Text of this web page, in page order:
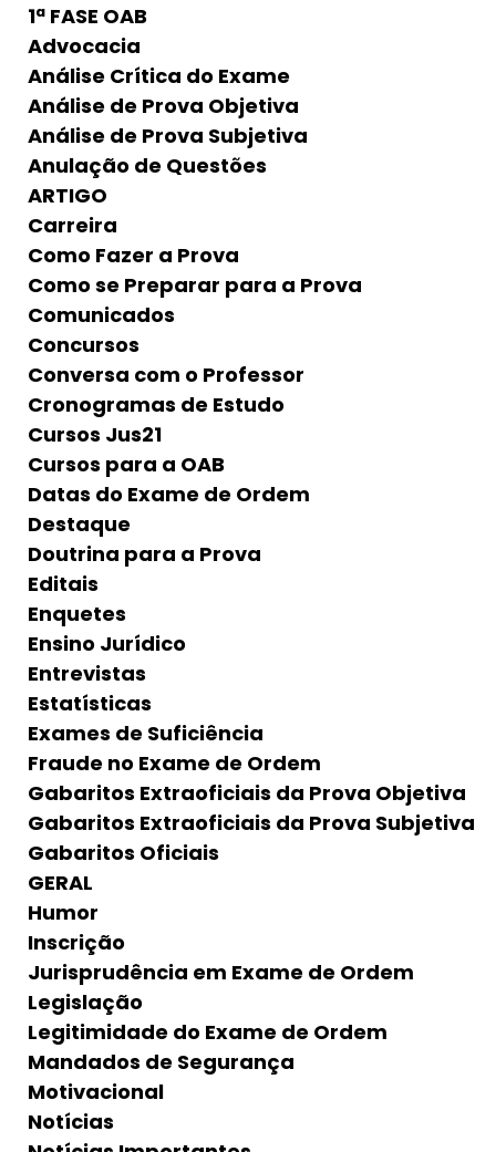
1ª FASE OAB
Advocacia
Análise Crítica do Exame
Análise de Prova Objetiva
Análise de Prova Subjetiva
Anulação de Questões
ARTIGO
Carreira
Como Fazer a Prova
Como se Preparar para a Prova
Comunicados
Concursos
Conversa com o Professor
Cronogramas de Estudo
Cursos Jus21
Cursos para a OAB
Datas do Exame de Ordem
Destaque
Doutrina para a Prova
Editais
Enquetes
Ensino Jurídico
Entrevistas
Estatísticas
Exames de Suficiência
Fraude no Exame de Ordem
Gabaritos Extraoficiais da Prova Objetiva
Gabaritos Extraoficiais da Prova Subjetiva
Gabaritos Oficiais
GERAL
Humor
Inscrição
Jurisprudência em Exame de Ordem
Legislação
Legitimidade do Exame de Ordem
Mandados de Segurança
Motivacional
Notícias